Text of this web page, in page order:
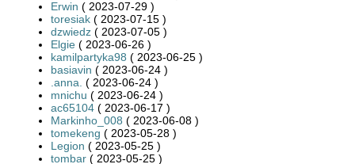
Erwin ( 2023-07-29 )
toresiak ( 2023-07-15 )
dzwiedz ( 2023-07-05 )
Elgie ( 2023-06-26 )
kamilpartyka98 ( 2023-06-25 )
basiavin ( 2023-06-24 )
.anna. ( 2023-06-24 )
mnichu ( 2023-06-24 )
ac65104 ( 2023-06-17 )
Markinho_008 ( 2023-06-08 )
tomekeng ( 2023-05-28 )
Legion ( 2023-05-25 )
tombar ( 2023-05-25 )